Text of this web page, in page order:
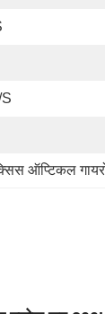
s
ऑप्टिकल